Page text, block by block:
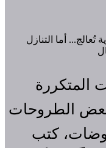
المتكررة
الطروحات
كتب